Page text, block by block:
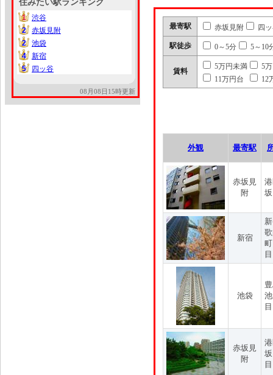
住みたい駅ランキング
1
1
渋谷
2
2
赤坂見附
2
2
池袋
4
4
新宿
5
5 四ッ谷
08月08日15時更新
最寄駅 赤坂見附 四
駅徒歩 0～5分 5～10
賃料
5万円未満
5
11万円台
12
外観 最寄駅
赤坂見
附
新宿
目
池袋
目
赤坂見
附
目